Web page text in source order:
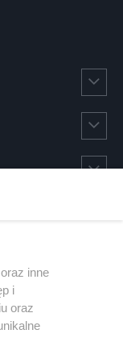
inne
i
oraz